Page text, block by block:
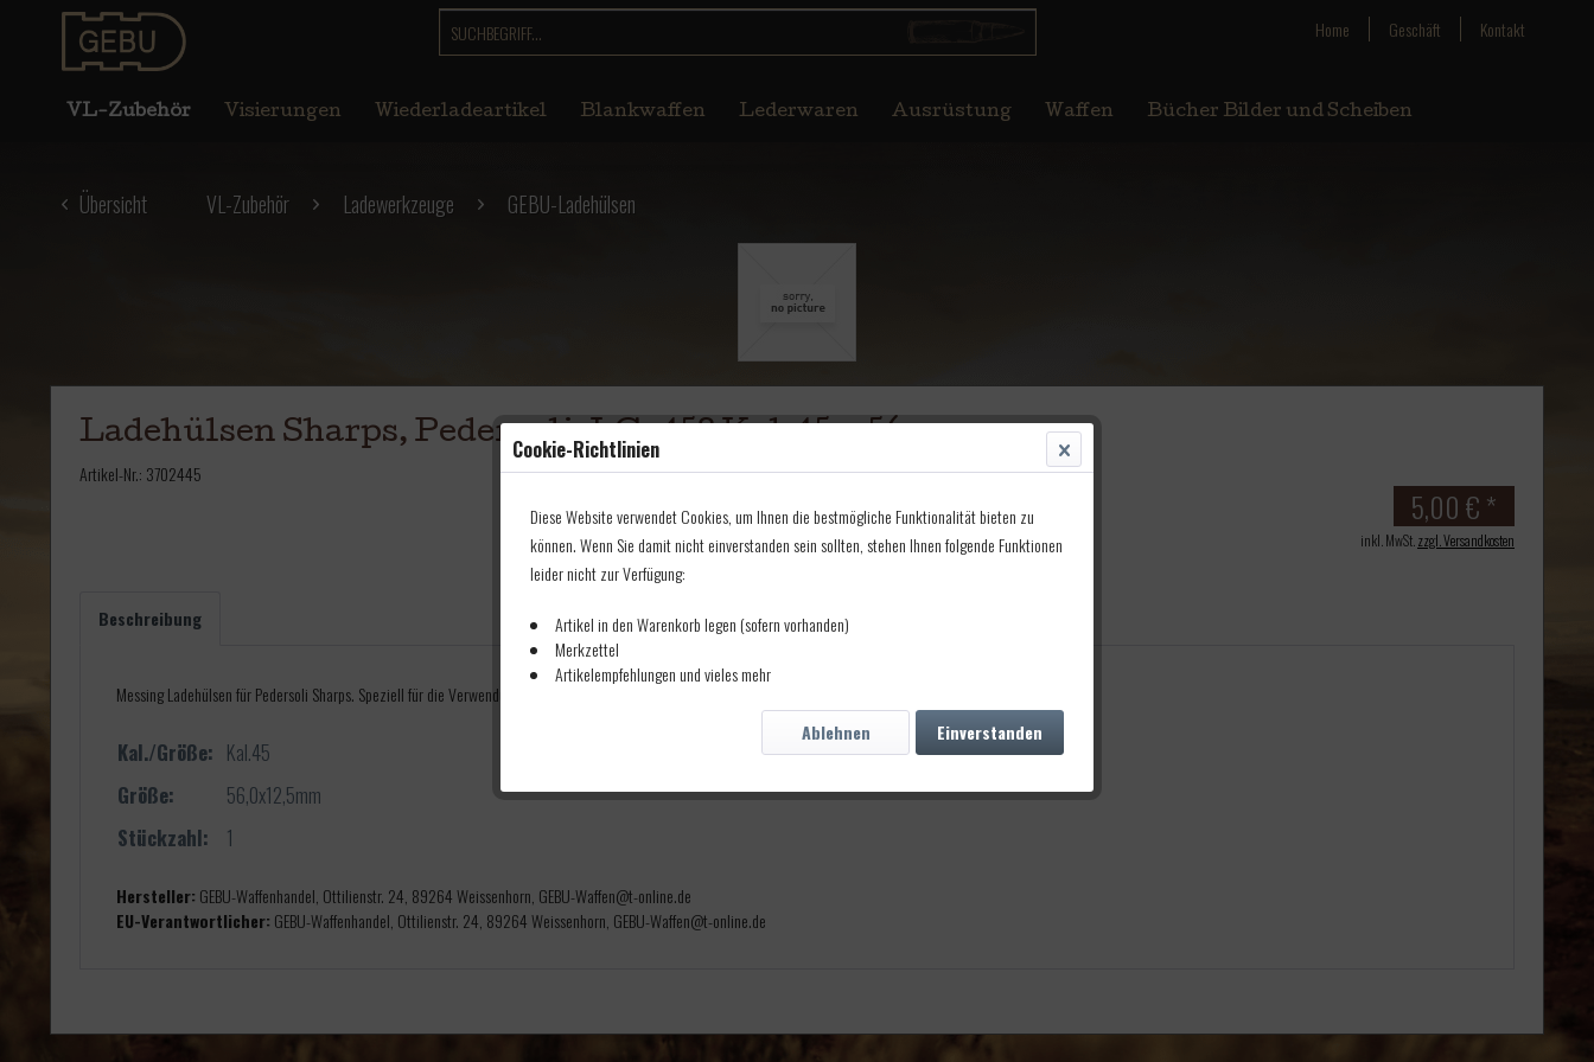
Home Geschäft Kontakt
VL-Zubehör Visierungen Wiederladeartikel Blankwaffen Lederwaren Ausrüstung Waffen Bücher Bilder und Scheiben
Übersicht VL-Zubehör Ladewerkzeuge GEBU-Ladehülsen
Ladehülsen Sharps, Pedersoli, LG .458 Kal.45 x 56
Artikel-Nr.: 3702445
5,00 € *
inkl. MwSt. zzgl. Versandkosten
Beschreibung
Messing Ladehülsen für Pedersoli Sharps. Speziell für die Verwendung von .458 Bleigeschossen aus dem .45-70 Program, Fassungsvermögen 53grs.
Kal./Größe: Kal.45
Größe:
56,0x12,5mm
Stückzahl:
1
Hersteller: GEBU-Waffenhandel, Ottilienstr. 24, 89264 Weissenhorn, GEBU-Waffen@t-online.de
EU-Verantwortlicher: GEBU-Waffenhandel, Ottilienstr. 24, 89264 Weissenhorn, GEBU-Waffen@t-online.de
Cookie-Richtlinien
Diese Website verwendet Cookies, um Ihnen die bestmögliche Funktionalität bieten zu
können. Wenn Sie damit nicht einverstanden sein sollten, stehen Ihnen folgende Funktionen
leider nicht zur Verfügung:
Artikel in den Warenkorb legen (sofern vorhanden)
Merkzettel
Artikelempfehlungen und vieles mehr
Einverstanden
Ablehnen